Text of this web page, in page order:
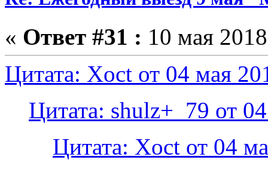
« Ответ #31 : 10 мая
Цитата: Xoct от 04 мая
Цитата: shulz+_79 от
Цитата: Xoct от 04